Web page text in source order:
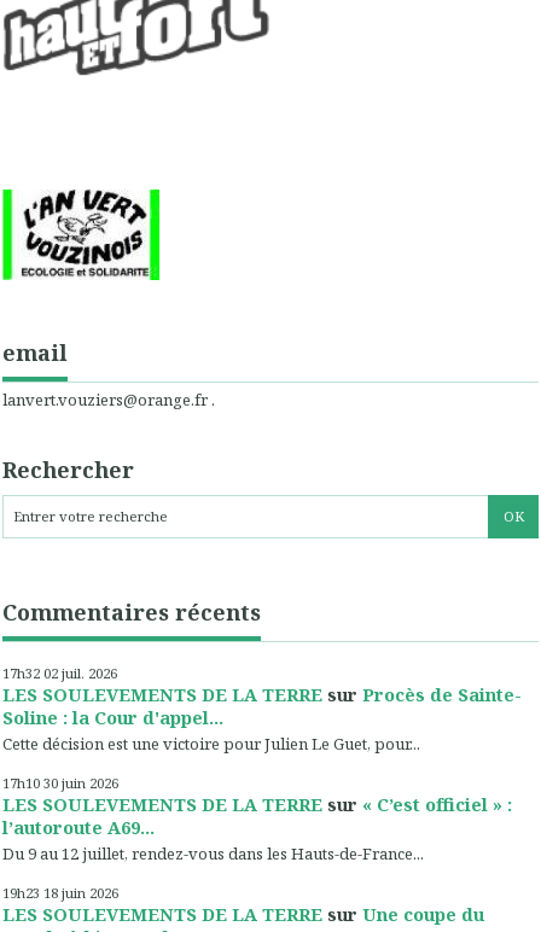
email
lanvert.vouziers@orange.fr .
Rechercher
Commentaires récents
17h32 02 juil. 2026
LES SOULEVEMENTS DE LA TERRE sur Procès de Sainte-
Soline : la Cour d'appel...
Cette décision est une victoire pour Julien Le Guet, pour...
17h10 30 juin 2026
LES SOULEVEMENTS DE LA TERRE sur « C’est officiel » :
l’autoroute A69...
Du 9 au 12 juillet, rendez-vous dans les Hauts-de-France...
19h23 18 juin 2026
LES SOULEVEMENTS DE LA TERRE sur Une coupe du